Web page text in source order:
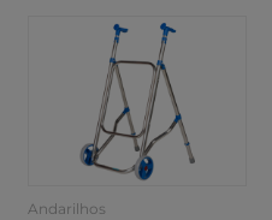
Andarilhos